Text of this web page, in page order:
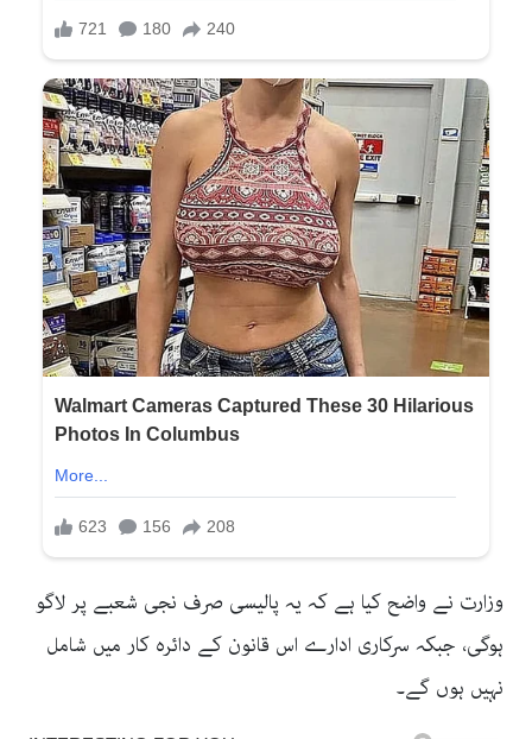
وزارت نے واضح کیا ہے کہ یہ پالیسی صرف نجی شعبے پر لاگو
ہوگی، جبکہ سرکاری ادارے اس قانون کے دائرہ کار میں شامل
نہیں ہوں گے۔